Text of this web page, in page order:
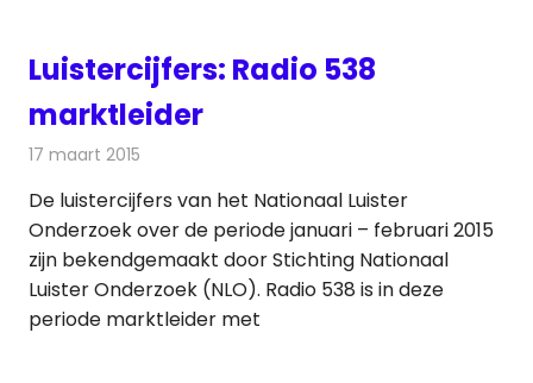
Luistercijfers: Radio 538
marktleider
17 maart 2015
De luistercijfers van het Nationaal Luister
Onderzoek over de periode januari – februari 2015
zijn bekendgemaakt door Stichting Nationaal
Luister Onderzoek (NLO). Radio 538 is in deze
periode marktleider met